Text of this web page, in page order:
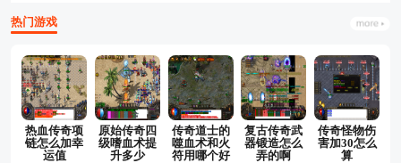
热门游戏
热血传奇项
链怎么加幸
运值
原始传奇四
级嗜血术提
升多少
传奇道士的
噬血术和火
符用哪个好
复古传奇武
器锻造怎么
弄的啊
传奇怪物伤
害加30怎么
算